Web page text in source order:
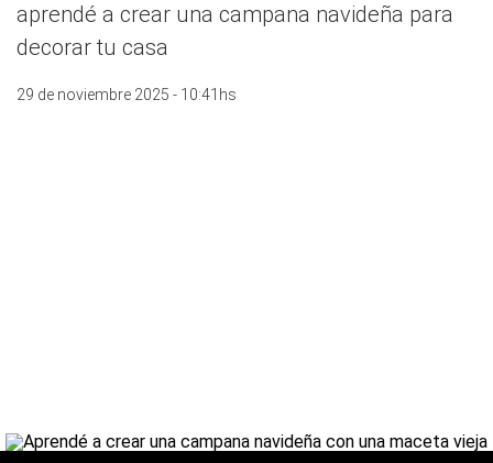
aprendé a crear una campana navideña para
decorar tu casa
29 de noviembre 2025 - 10:41hs